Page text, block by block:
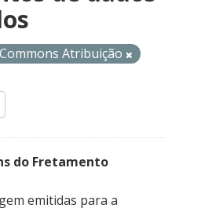
Atribuição
do Fretamento
emitidas para a